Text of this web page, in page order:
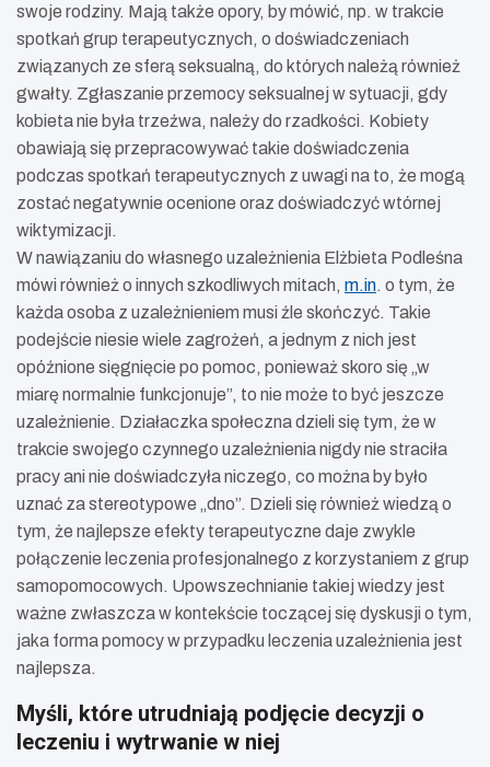
swoje rodziny. Mają także opory, by mówić, np. w trakcie
spotkań grup terapeutycznych, o doświadczeniach
związanych ze sferą seksualną, do których należą również
gwałty. Zgłaszanie przemocy seksualnej w sytuacji, gdy
kobieta nie była trzeźwa, należy do rzadkości. Kobiety
obawiają się przepracowywać takie doświadczenia
podczas spotkań terapeutycznych z uwagi na to, że mogą
zostać negatywnie ocenione oraz doświadczyć wtórnej
wiktymizacji.
W nawiązaniu do własnego uzależnienia Elżbieta Podleśna
mówi również o innych szkodliwych mitach, m.in. o tym, że
każda osoba z uzależnieniem musi źle skończyć. Takie
podejście niesie wiele zagrożeń, a jednym z nich jest
opóźnione sięgnięcie po pomoc, ponieważ skoro się „w
miarę normalnie funkcjonuje”, to nie może to być jeszcze
uzależnienie. Działaczka społeczna dzieli się tym, że w
trakcie swojego czynnego uzależnienia nigdy nie straciła
pracy ani nie doświadczyła niczego, co można by było
uznać za stereotypowe „dno”. Dzieli się również wiedzą o
tym, że najlepsze efekty terapeutyczne daje zwykle
połączenie leczenia profesjonalnego z korzystaniem z grup
samopomocowych. Upowszechnianie takiej wiedzy jest
ważne zwłaszcza w kontekście toczącej się dyskusji o tym,
jaka forma pomocy w przypadku leczenia uzależnienia jest
najlepsza.
Myśli, które utrudniają podjęcie decyzji o
leczeniu i wytrwanie w niej